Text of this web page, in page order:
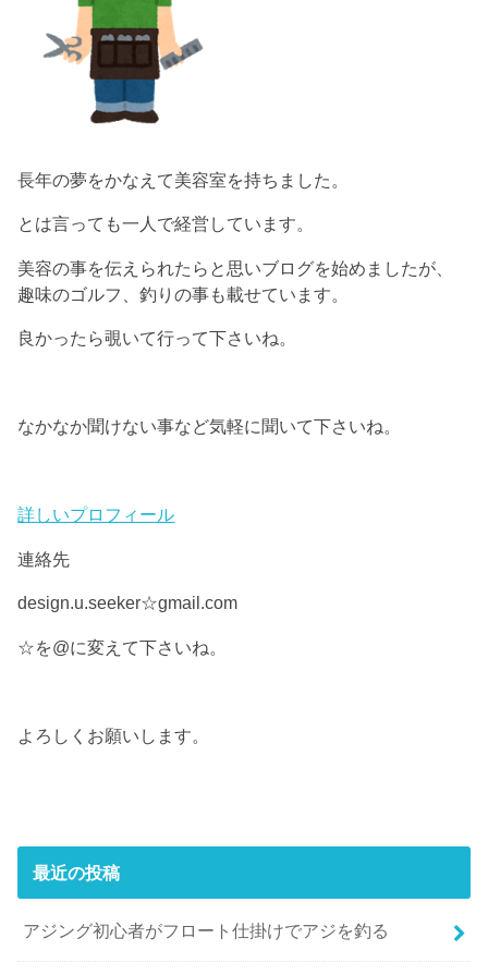
長年の夢をかなえて美容室を持ちました。
とは言っても一人で経営しています。
美容の事を伝えられたらと思いブログを始めましたが、
趣味のゴルフ、釣りの事も載せています。
良かったら覗いて行って下さいね。
なかなか聞けない事など気軽に聞いて下さいね。
詳しいプロフィール
連絡先
design.u.seeker☆gmail.com
☆を@に変えて下さいね。
よろしくお願いします。
最近の投稿
アジング初心者がフロート仕掛けでアジを釣る